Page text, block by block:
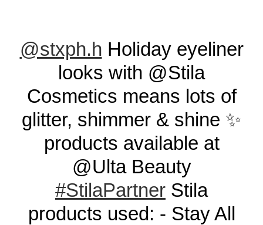
@stxph.h Holiday eyeliner
looks with @Stila
Cosmetics means lots of
glitter, shimmer & shine ✨
products available at
@Ulta Beauty
#StilaPartner Stila
products used: - Stay All